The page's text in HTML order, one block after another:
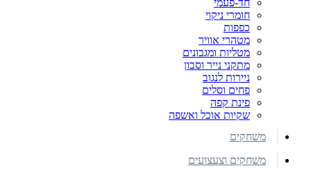
חד-פעמי
חומרי ניקוי
כפפות
מטהרי אוויר
מטליות ומגבונים
מתקני נייר וסבון
ניירות לנגוב
פחים וסלים
פינת קפה
שקיות אוכל ואשפה
משחקים
משחקים וצעצועים